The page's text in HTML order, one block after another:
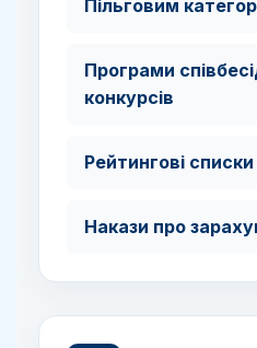
Пільговим
Програми
конкурсів
Рейтингові
Накази про